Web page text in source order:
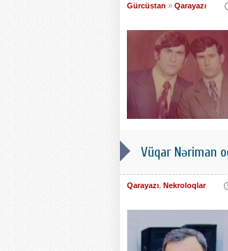
Gürcüstan » Qarayazı
Vüqar Nəriman
Qarayazı, Nekroloqlar